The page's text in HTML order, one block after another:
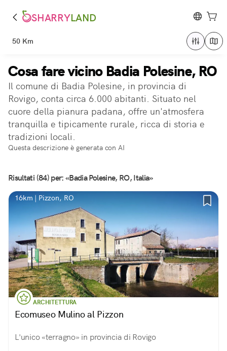
SHARRYLAND
50 Km
Cosa fare vicino Badia Polesine, RO
Il comune di Badia Polesine, in provincia di
Rovigo, conta circa 6.000 abitanti. Situato nel
cuore della pianura padana, offre un'atmosfera
tranquilla e tipicamente rurale, ricca di storia e
tradizioni locali.
Questa descrizione è generata con AI
Risultati (84) per: «Badia Polesine, RO, Italia»
16km | Pizzon, RO
ARCHITETTURA
Ecomuseo Mulino al Pizzon
L'unico «terragno» in provincia di Rovigo